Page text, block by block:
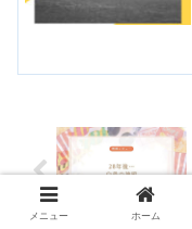
メニュー ホーム